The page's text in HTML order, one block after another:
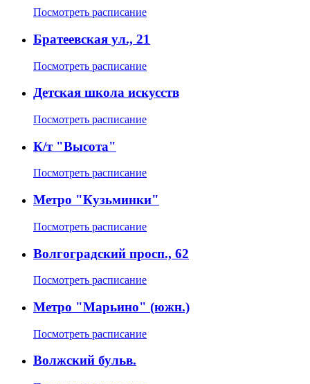
Посмотреть расписание
Братеевская ул., 21
Посмотреть расписание
Детская школа искусств
Посмотреть расписание
К/т "Высота"
Посмотреть расписание
Метро "Кузьминки"
Посмотреть расписание
Волгоградский просп., 62
Посмотреть расписание
Метро "Марьино" (южн.)
Посмотреть расписание
Волжский бульв.